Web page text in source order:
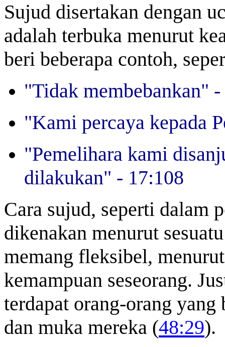
Sujud disertakan dengan
adalah terbuka menurut
beri beberapa contoh,
"Tidak membebankan"
"Kami percaya kepada
"Pemelihara kami
dilakukan" - 17:108
Cara sujud, seperti dalam
dikenakan menurut
memang fleksibel,
kemampuan seseorang.
terdapat orang-orang yang
dan muka mereka (48:29).